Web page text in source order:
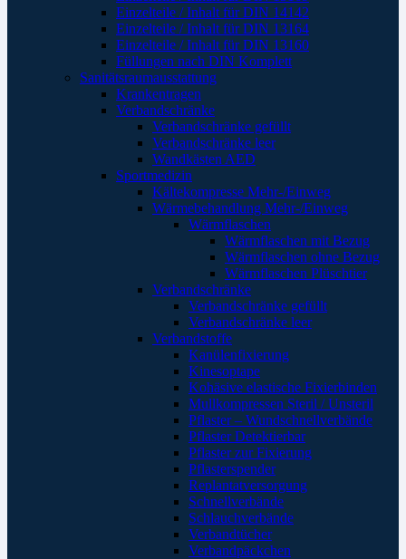
Einzelteile / Inhalt für DIN 14142
Einzelteile / Inhalt für DIN 13164
Einzelteile / Inhalt für DIN 13160
Füllungen nach DIN Komplett
Sanitätsraumausstattung
Krankentragen
Verbandschränke
Verbandschränke gefüllt
Verbandschränke leer
Wandkästen AED
Sportmedizin
Kältekompresse Mehr-/Einweg
Wärmebehandlung Mehr-/Einweg
Wärmflaschen
Wärmflaschen mit Bezug
Wärmflaschen ohne Bezug
Wärmflaschen Plüschtier
Verbandschränke
Verbandschränke gefüllt
Verbandschränke leer
Verbandstoffe
Kanülenfixierung
Kinesoptape
Kohäsive elastische Fixierbinden
Mullkompressen Steril / Unsteril
Pflaster – Wundschnellverbände
Pflaster Detektierbar
Pflaster zur Fixierung
Pflasterspender
Replantatversorgung
Schnellverbände
Schlauchverbände
Verbandtücher
Verbandpäckchen